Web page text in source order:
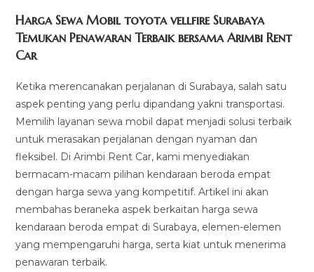
Harga Sewa Mobil toyota vellfire Surabaya
Temukan Penawaran Terbaik bersama Arimbi Rent
Car
Ketika merencanakan perjalanan di Surabaya, salah satu
aspek penting yang perlu dipandang yakni transportasi.
Memilih layanan sewa mobil dapat menjadi solusi terbaik
untuk merasakan perjalanan dengan nyaman dan
fleksibel. Di Arimbi Rent Car, kami menyediakan
bermacam-macam pilihan kendaraan beroda empat
dengan harga sewa yang kompetitif. Artikel ini akan
membahas beraneka aspek berkaitan harga sewa
kendaraan beroda empat di Surabaya, elemen-elemen
yang mempengaruhi harga, serta kiat untuk menerima
penawaran terbaik.